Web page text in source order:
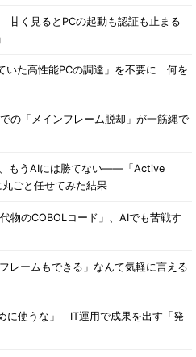
く見るとPCの起動も認証も止まる
いた高性能PCの調達」を不要に 何を
の「メインフレーム脱却」が一筋縄で
もうAIには勝てない――「Active
ごと任せてみた結果
物のCOBOLコード」、AIでも苦戦す
レームもできる」なんて気軽に言える
めに使うな」 IT運用で成果を出す「発